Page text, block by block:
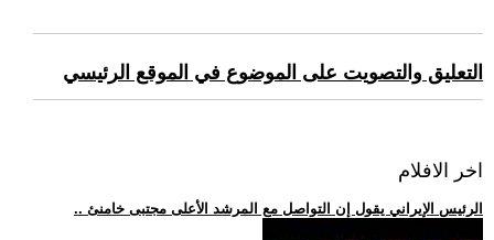
التعليق والتصويت على الموضوع في الموقع الرئيسي
اخر الافلام
.. الرئيس الإيراني يقول إن التواصل مع المرشد الأعلى مجتبى خامنئ